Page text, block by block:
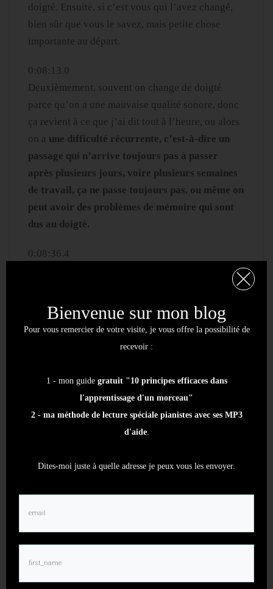
doigté. Ensuite, si c’est vous qui l’avez changé,
bien sûr que vous le savez, mais petite chose
importante au départ.
0:08:13.0
Deuxièmement, souvent on change de doigté
parce qu’on a une mauvaise qualité sonore, donc
ça revient à ce que j’ai dit tout à l’heure, ou alors
on a une difficulté récurrente, c’est-à-dire un
passage qui n’arrive toujours pas à passer
après plusieurs jours, voire plusieurs semaines
de travail, ça ne passe toujours pas, ou même on
peut avoir des problèmes de mémoire qui sont
dus au doigté.
0:08:36.4
Maintenant, on va arriver à comment faire, qui est
quand même ce qui nous motive depuis le début.
Ce qui est important, c’est que quand on change
de doigté, on change le mouvement qui précède
4 5.
Bienvenue sur mon blog
Pour vous remercier de votre visite, je vous offre la possibilité de
recevoir :
1 - mon guide gratuit "10 principes efficaces dans
l'apprentissage d'un morceau"
2 - ma méthode de lecture spéciale pianistes avec ses MP3
d'aide.
Dites-moi juste à quelle adresse je peux vous les envoyer.